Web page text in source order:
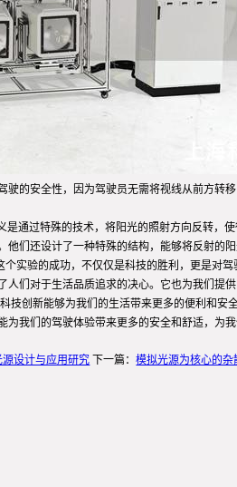
的安全性，因为驾驶员无需将视线从前方
通过特殊的技术，将阳光的照射方向反转，
们还设计了一种特殊的结构，能够将反射的
实验的成功，不仅仅是科技的胜利，更是对驾
们对于生活品质追求的决心。它也为我们提
创新能够为我们的生活带来更多的便利和安全
我们的驾驶体验带来更多的安全和舒适，为我
设计与应用研究 下一篇：模拟光源为核心的